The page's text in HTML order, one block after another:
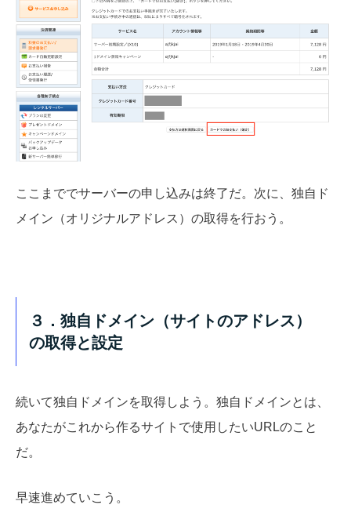
ここまででサーバーの申し込みは終了だ。次に、独自ド
メイン（オリジナルアドレス）の取得を行おう。
３．独自ドメイン（サイトのアドレス）
の取得と設定
続いて独自ドメインを取得しよう。独自ドメインとは、
あなたがこれから作るサイトで使用したいURLのこと
だ。
早速進めていこう。